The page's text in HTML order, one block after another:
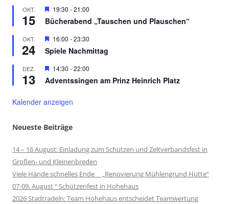
OKT.
15
Hervorgehoben
19:30 -21:00
Bücherabend „Tauschen und Plauschen“
OKT.
24
Hervorgehoben
16:00 -23:30
Spiele Nachmittag
DEZ.
13
Hervorgehoben
14:30 -22:00
Adventssingen am Prinz Heinrich Platz
Kalender anzeigen
Neueste Beiträge
14 – 16 August: Einladung zum Schützen und Zeltverbandsfest in
Großen- und Kleinenbreden
Viele Hände schnelles Ende „Renovierung Mühlengrund Hütte“
07-09. August “ Schützenfest in Hohehaus
2026 Stadtradeln: Team Hohehaus entscheidet Teamwertung